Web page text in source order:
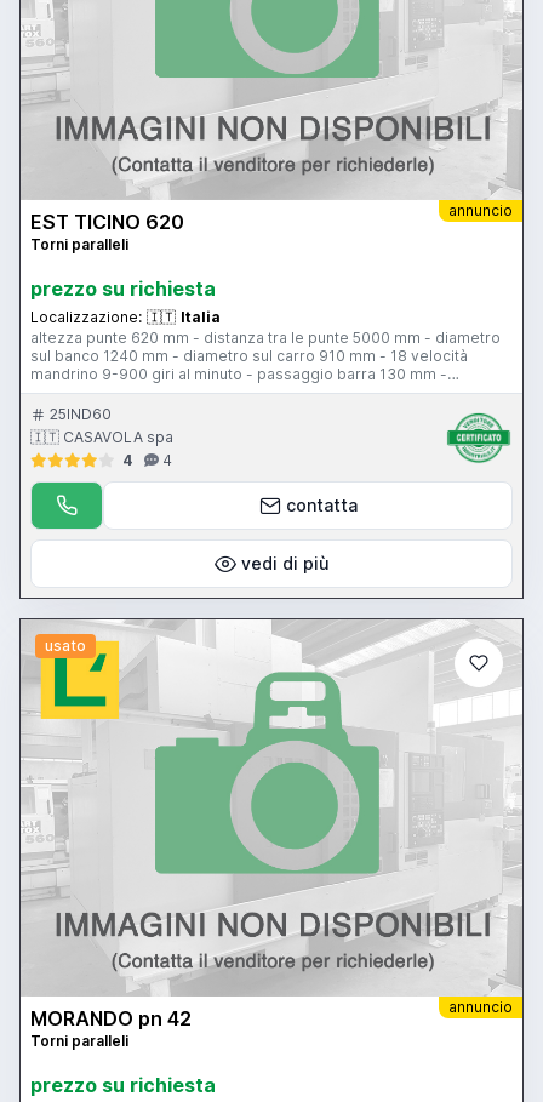
annuncio
EST TICINO 620
Torni paralleli
prezzo su richiesta
Localizzazione: 🇮🇹 Italia
altezza punte 620 mm - distanza tra le punte 5000 mm - diametro
sul banco 1240 mm - diametro sul carro 910 mm - 18 velocità
mandrino 9-900 giri al minuto - passaggio barra 130 mm -
posizionatore elesta visulesta IV
25IND60
🇮🇹 CASAVOLA spa
4
4
contatta
vedi di più
usato
annuncio
MORANDO pn 42
Torni paralleli
prezzo su richiesta